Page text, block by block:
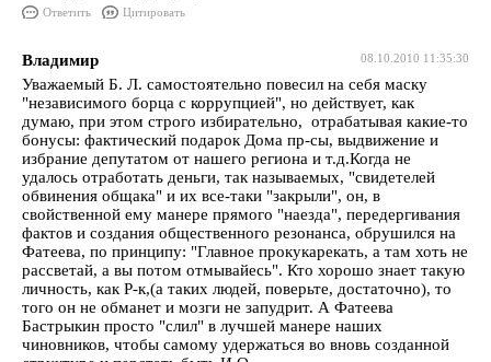
Ответить Цитировать
08.10.2010 11:35:30
Владимир
Уважаемый Б. Л. самостоятельно повесил на себя маску
"независимого борца с коррупцией", но действует, как
думаю, при этом строго избирательно, отрабатывая какие-то
бонусы: фактический подарок Дома пр-сы, выдвижение и
избрание депутатом от нашего региона и т.д.Когда не
удалось отработать деньги, так называемых, "свидетелей
обвинения общака" и их все-таки "закрыли", он, в
свойственной ему манере прямого "наезда", передергивания
фактов и создания общественного резонанса, обрушился на
Фатеева, по принципу: "Главное прокукарекать, а там хоть не
рассветай, а вы потом отмывайесь". Кто хорошо знает такую
личность, как Р-к,(а таких людей, поверьте, достаточно), то
того он не обманет и мозги не запудрит. А Фатеева
Бастрыкин просто "слил" в лучшей манере наших
чиновников, чтобы самому удержаться во вновь созданной